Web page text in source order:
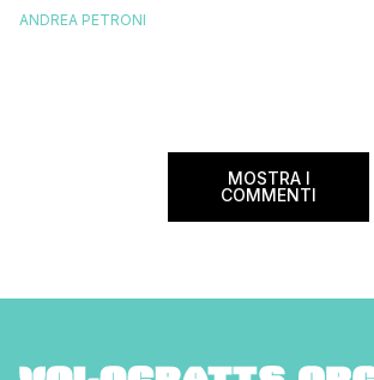
15 a tratta, che diventano € 30 su un volo
ANDREA PETRONI
MOSTRA I
COMMENTI